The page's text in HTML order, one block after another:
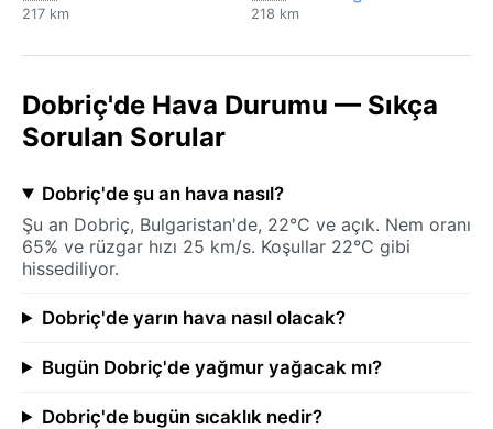
217 km 218 km
Dobriç'de Hava Durumu — Sıkça
Sorulan Sorular
Dobriç'de şu an hava nasıl?
Şu an Dobriç, Bulgaristan'de, 22°C ve açık. Nem oranı
65% ve rüzgar hızı 25 km/s. Koşullar 22°C gibi
hissediliyor.
Dobriç'de yarın hava nasıl olacak?
Bugün Dobriç'de yağmur yağacak mı?
Dobriç'de bugün sıcaklık nedir?